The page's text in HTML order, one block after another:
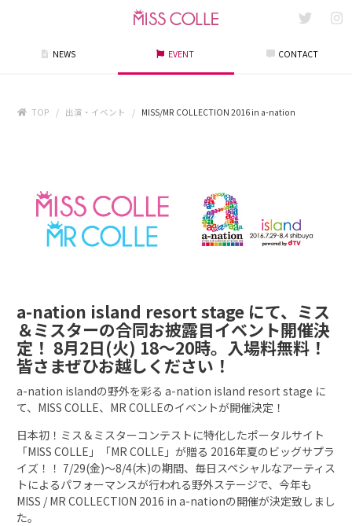
NEWS EVENT CONTACT
TOP 出演・イベント MISS/MR COLLECTION 2016 in a-nation
a-nation island resort stage にて、ミス
＆ミスターの合同お披露目イベント開催決
定！ 8月2日(火) 18～20時。入場料無料！
皆さまぜひお越しください！
a-nation islandの野外を彩る a-nation island resort stage に
て、MISS COLLE、MR COLLEのイベントが開催決定！
日本初！ミス＆ミスターコンテストに特化したポータルサイト
「MISS COLLE」「MR COLLE」が贈る 2016年夏のビッグサプラ
イズ！！ 7/29(金)〜8/4(木)の期間、毎日スペシャルなアーティス
トによるパフォーマンスが行われる野外ステージで、今年も
MISS / MR COLLECTION 2016 in a-nationの開催が決定致しまし
た。